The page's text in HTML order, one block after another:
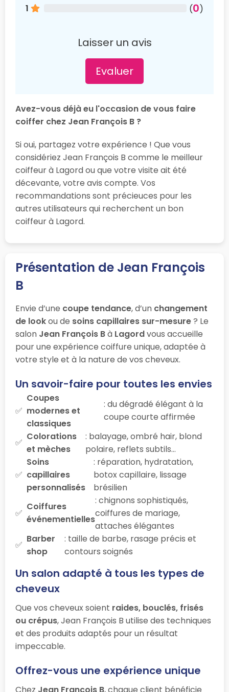
1
(0)
Laisser un avis
Evaluer
Avez-vous déjà eu l'occasion de vous faire
coiffer chez Jean François B ?
Si oui, partagez votre expérience ! Que vous
considériez Jean François B comme le meilleur
coiffeur à Lagord ou que votre visite ait été
décevante, votre avis compte. Vos
recommandations sont précieuces pour les
autres utilisateurs qui recherchent un bon
coiffeur à Lagord.
Présentation de Jean François
B
Envie d’une coupe tendance, d’un changement
de lookou de soins capillaires sur-mesure? Le
salon Jean François Bà Lagordvous accueille
pour une expérience coiffure unique, adaptée à
votre style et à la nature de vos cheveux.
Un savoir-faire pour toutes les envies
Coupes
modernes et
classiques
: du dégradé élégant à la
coupe courte affirmée
Colorations
et mèches
: balayage, ombré hair, blond
polaire, reflets subtils…
Soins
capillaires
personnalisés
: réparation, hydratation,
botox capillaire, lissage
brésilien
Coiffures
événementielles
: chignons sophistiqués,
coiffures de mariage,
attaches élégantes
Barber
shop
: taille de barbe, rasage précis et
contours soignés
Un salon adapté à tous les types de
cheveux
Que vos cheveux soient raides, bouclés, frisés
ou crépus, Jean François B utilise des techniques
et des produits adaptés pour un résultat
impeccable.
Offrez-vous une expérience unique
Chez Jean François B, chaque client bénéficie